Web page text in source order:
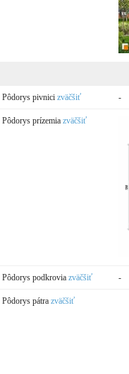
Pôdorys pivnici zväčšiť -
Pôdorys prízemia zväčšiť
Pôdorys podkrovia zväčšiť -
Pôdorys pátra zväčšiť